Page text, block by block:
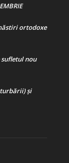
ortodoxe
nou
şi